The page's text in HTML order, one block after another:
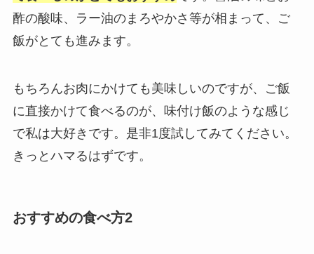
酢の酸味、ラー油のまろやかさ等が相まって、ご
飯がとても進みます。
もちろんお肉にかけても美味しいのですが、ご飯
に直接かけて食べるのが、味付け飯のような感じ
で私は大好きです。是非1度試してみてください。
きっとハマるはずです。
おすすめの食べ方2